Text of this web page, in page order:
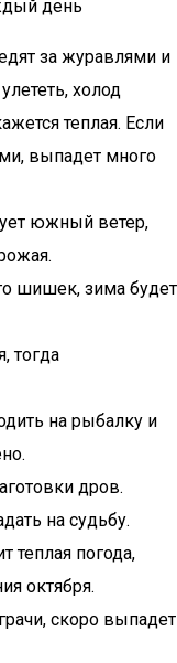
день
за журавлями и
холод
теплая. Если
выпадет много
южный ветер,
шишек, зима будет
тогда
на рыбалку и
дров.
на судьбу.
теплая погода,
октября.
скоро выпадет